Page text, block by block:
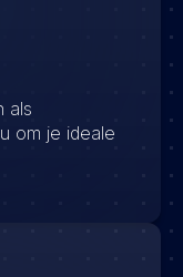
als
om je ideale